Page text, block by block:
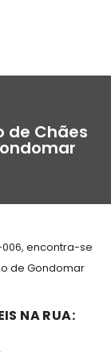
de Chães
encontra-se
de Gondomar
NA RUA: